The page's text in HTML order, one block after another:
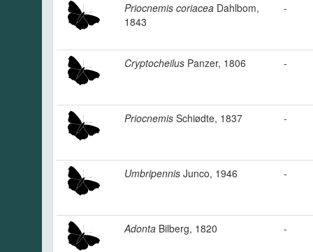
Priocnemis coriacea Dahlbom,
1843
-
Cryptocheilus Panzer, 1806 -
Priocnemis Schiødte, 1837 -
Umbripennis Junco, 1946 -
Adonta Bilberg, 1820 -